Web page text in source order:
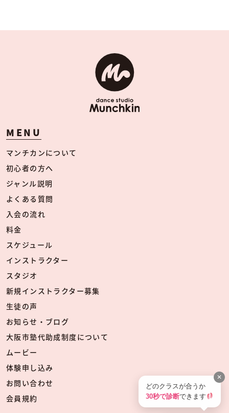
MENU
マンチカンについて
初心者の方へ
ジャンル説明
よくある質問
入会の流れ
料金
スケジュール
インストラクター
スタジオ
新規インストラクター募集
生徒の声
お知らせ・ブログ
大阪市塾代助成制度について
ムービー
体験申し込み
お問い合わせ
会員規約
✕
どのクラスが合うか
30秒で診断できます